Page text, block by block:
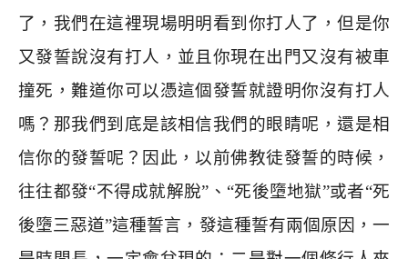
了，我們在這裡現場明明看到你打人了，但是你
又發誓說沒有打人，並且你現在出門又沒有被車
撞死，難道你可以憑這個發誓就證明你沒有打人
嗎？那我們到底是該相信我們的眼睛呢，還是相
信你的發誓呢？因此，以前佛教徒發誓的時候，
往往都發“不得成就解脫” 、 “死後墮地獄”或者“死
後墮三惡道”這種誓言，發這種誓有兩個原因，一